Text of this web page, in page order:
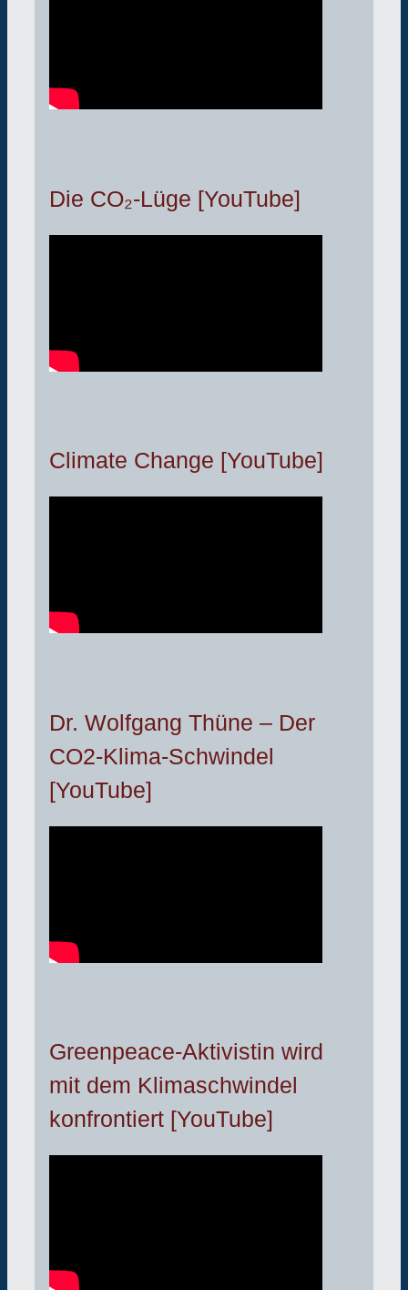
Die CO₂-Lüge [YouTube]
Climate Change [YouTube]
Dr. Wolfgang Thüne – Der
CO2-Klima-Schwindel
[YouTube]
Greenpeace-Aktivistin wird
mit dem Klimaschwindel
konfrontiert [YouTube]